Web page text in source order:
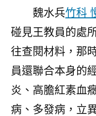
魏水兵竹科
碰見王教員的處
往查閱材料，那
員還聯合本身的
炎、高膽紅素血
病、多發病，立